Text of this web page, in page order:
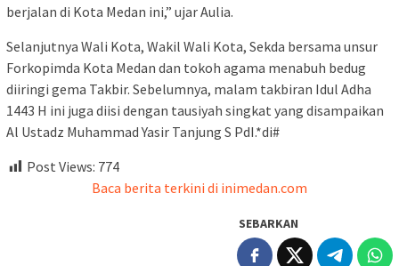
berjalan di Kota Medan ini,” ujar Aulia.
Selanjutnya Wali Kota, Wakil Wali Kota, Sekda bersama unsur
Forkopimda Kota Medan dan tokoh agama menabuh bedug
diiringi gema Takbir. Sebelumnya, malam takbiran Idul Adha
1443 H ini juga diisi dengan tausiyah singkat yang disampaikan
Al Ustadz Muhammad Yasir Tanjung S PdI.*di#
Post Views: 774
Baca berita terkini di inimedan.com
SEBARKAN